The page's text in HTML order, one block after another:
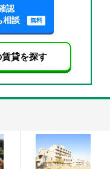
認
相談
無料
貸を探す